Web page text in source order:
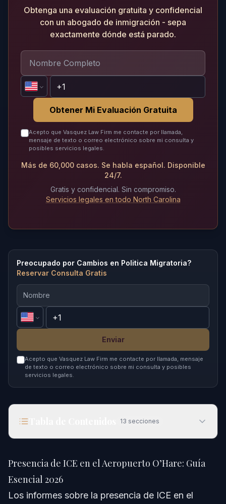
Obtenga una evaluación gratuita y confidencial
con un abogado de inmigración - sepa
exactamente dónde está parado.
Obtener Mi Evaluación Gratuita
Acepto que Vasquez Law Firm me contacte por llamada,
mensaje de texto o correo electrónico sobre mi consulta y
posibles servicios legales.
Más de 60,000 casos. Se habla español. Disponible
24/7.
Gratis y confidencial. Sin compromiso.
Servicios legales en todo North Carolina
Preocupado por Cambios en Politica Migratoria?
Reservar Consulta Gratis
Enviar
Acepto que Vasquez Law Firm me contacte por llamada, mensaje
de texto o correo electrónico sobre mi consulta y posibles
servicios legales.
13 secciones
Respuesta Rápida
Comprendiendo la Presencia de ICE en el
Presencia de ICE en el Aeropuerto O’Hare: Guía
Esencial 2026
Los informes sobre la presencia de ICE en el